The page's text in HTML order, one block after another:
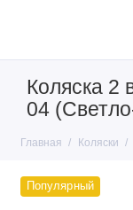
Коляска 2
04
Главная Коляски
Популярный